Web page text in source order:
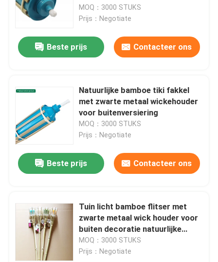
Fabrieksreis
Kwaliteitscontrole
Contact de V.S.
Nieuws
Bamboe Grondstof
Ruw Bamboe Polen
MOQ：3000 STUKS
Prijs：Negotiate
Beste prijs Contacteer ons
Natuurlijke bamboe tiki fakkel
met zwarte metaal wickehouder
voor buitenversiering
MOQ：3000 STUKS
Prijs：Negotiate
Beste prijs Contacteer ons
Tuin licht bamboe flitser met
zwarte metaal wick houder voor
buiten decoratie natuurlijke
bamboe tiki flitser
MOQ：3000 STUKS
Prijs：Negotiate